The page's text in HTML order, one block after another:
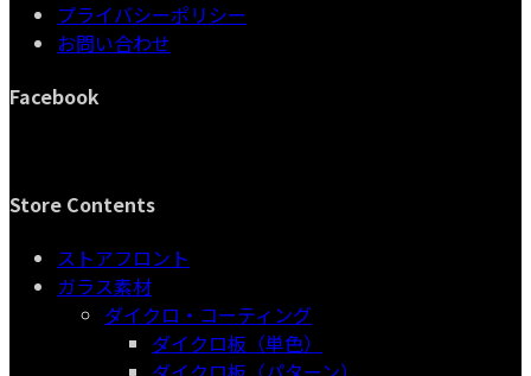
品
商
品
プライバシーポリシー
お問い合わせ
Facebook
Store Contents
ストアフロント
ガラス素材
ダイクロ・コーティング
ダイクロ板（単色）